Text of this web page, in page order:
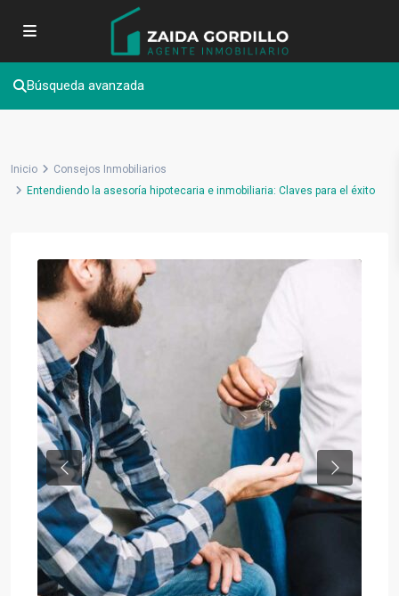
Búsqueda avanzada
Inicio
Consejos Inmobiliarios
Entendiendo la asesoría hipotecaria e inmobiliaria: Claves para el éxito
Previous Next